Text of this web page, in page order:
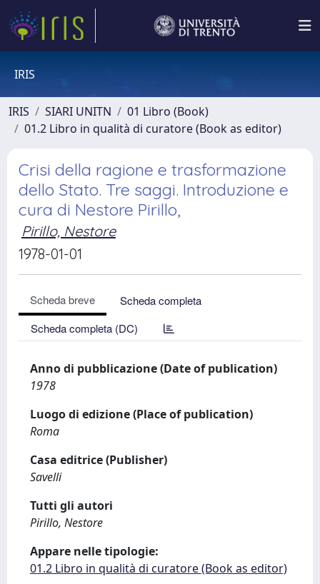
IRIS
IRIS SIARI UNITN
01 Libro (Book)
01.2 Libro in qualità di curatore (Book as editor)
Crisi della ragione e trasformazione
dello Stato. Tre saggi. Introduzione e
cura di Nestore Pirillo,
Pirillo, Nestore
1978-01-01
Scheda breve
Scheda completa
Scheda completa (DC)
Anno di pubblicazione (Date of publication)
1978
Luogo di edizione (Place of publication)
Roma
Casa editrice (Publisher)
Savelli
Tutti gli autori
Pirillo, Nestore
Appare nelle tipologie:
01.2 Libro in qualità di curatore (Book as editor)